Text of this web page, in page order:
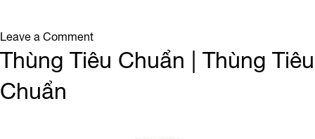
Leave a Commenton
SR500_FC9JJSW_ThungTieuChuan_7
Thùng Tiêu Chuẩn | Thùng Tiêu
Chuẩn